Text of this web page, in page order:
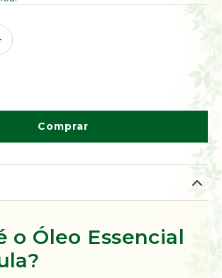
Comprar
o Óleo Essencial